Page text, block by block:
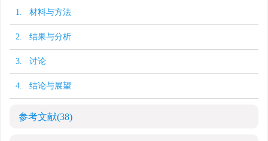
1. 材料与方法
2. 结果与分析
3. 讨论
4. 结论与展望
参考文献(38)